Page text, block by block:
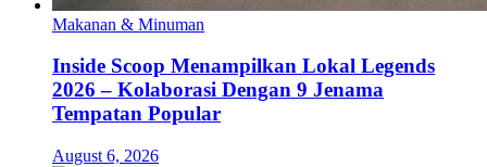
Makanan & Minuman
Inside Scoop Menampilkan Lokal Legends
2026 – Kolaborasi Dengan 9 Jenama
Tempatan Popular
August 6, 2026